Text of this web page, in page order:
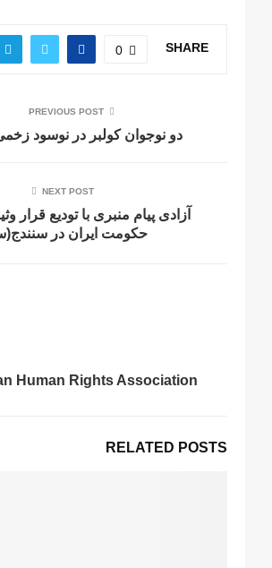
SHARE
0
PREVIOUS POST
دو نوجوان کولبر در نوسود
NEXT POST
آزادی پیام منبری با تودیع قرار
حکومت ایران در
Human Rights Association
RELATED POSTS